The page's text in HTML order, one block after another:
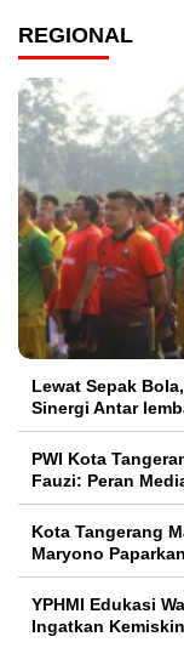
REGIONAL
Lewat Sepak
Sinergi Antar
PWI Kota
Fauzi: Peran
Kota Tangerang
Maryono
YPHMI Edukasi
Ingatkan